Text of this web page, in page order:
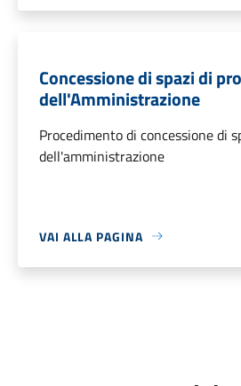
Concessione di spazi di
dell'Amministrazione
Procedimento di concessione di
dell'amministrazione
VAI ALLA PAGINA